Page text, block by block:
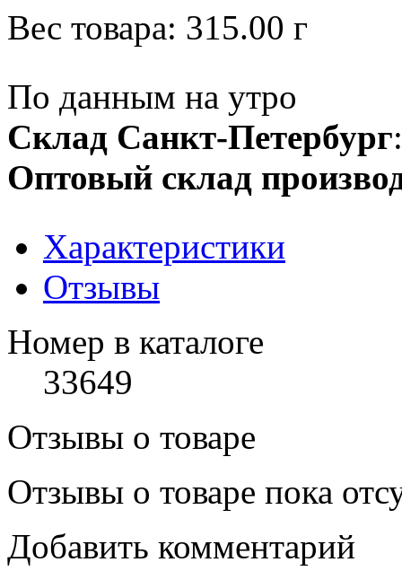
Вес товара: 315.00 г
По данным на утро
Склад Санкт-Петербург
Оптовый склад
Характеристики
Отзывы
Номер в каталоге
33649
Отзывы о товаре
Отзывы о товаре пока
Добавить комментарий